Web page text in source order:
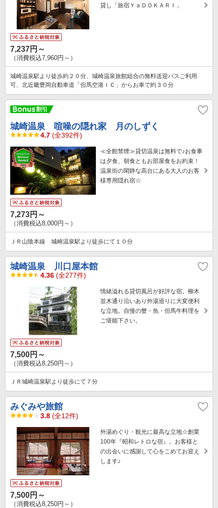
貸し「旅宿ＹａＤＯＫＡＲＩ」
7,237円～
（消費税込7,960円～）
城崎温泉駅より徒歩約２０分、城崎温泉旅館組合の無料送迎バスご利用
可、北近畿豊岡自動車道「但馬空港ＩＣ」からお車で約３０分
城崎温泉 喧噪の隠れ家 月のしずく
4.7 (全392件)
≪全館禁煙≫貸切温泉は無料で♪お食事
は夕食、朝食ともお部屋食をお約束！
温泉街の閑静な高台にある大人のお客
様専用隠れ宿☆
7,273円～
（消費税込8,000円～）
ＪＲ山陰本線 城崎温泉駅より徒歩にて１０分
城崎温泉 川口屋本館
4.36 (全277件)
情緒溢れる貸切風呂が好評な宿。柳木
並木通り沿いあり外湯巡りに大変便利
な立地。自慢の蟹・魚・但馬牛料理を
ご堪能下さい。
7,500円～
（消費税込8,250円～）
ＪＲ城崎温泉駅より徒歩にて７分
みぐみや旅館
3.8 (全12件)
外湯めぐり・観光に最高な立地☆創業
100年『昭和レトロな宿』。お客様と
の出会いに感謝して心をこめてお迎え
します♪
7,500円～
（消費税込8,250円～）